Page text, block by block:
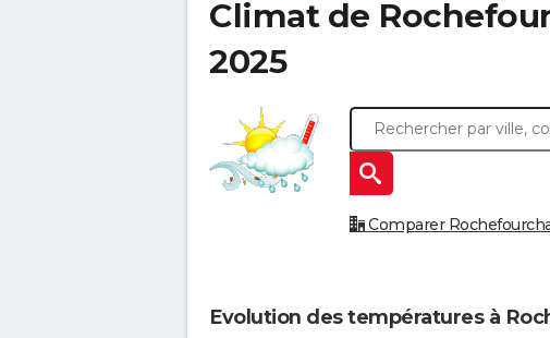
Climat de
2025
Comparer
Evolution des températures à